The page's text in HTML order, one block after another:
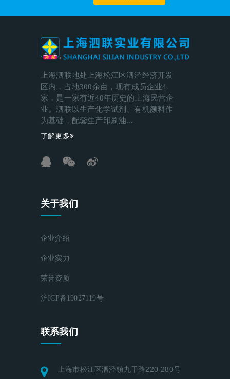
上海泗联地处上海松江区泗泾经济开发
区内，占地300余亩，现有成员企业4
家，是一家有近40年历史的上海民营企
业。泗联以生产化学试剂、有机颜料作
为基础，配套生产印刷油...
了解更多
关于我们
企业介绍
企业实力
荣誉资质
沪ICP备19027119号
联系我们
上海市松江区泗泾镇九干路220-280号